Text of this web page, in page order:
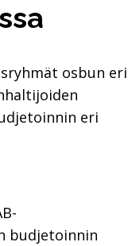
osbun eri
eri
budjetoinnin